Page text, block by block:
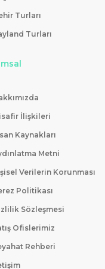
rehberlik
ulaşım, konaklama
dahil ediliyor.
şehirlerinden biri
donarak ziyaretçilere
Turları
Turları
İlişkileri
Kaynakları
Metni
Verilerin Korunması
Politikası
Sözleşmesi
Ofislerimiz
Rehberi